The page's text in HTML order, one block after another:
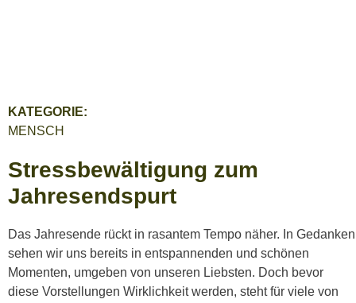
KATEGORIE:
MENSCH
Stressbewältigung zum
Jahresendspurt
Das Jahresende rückt in rasantem Tempo näher. In Gedanken
sehen wir uns bereits in entspannenden und schönen
Momenten, umgeben von unseren Liebsten. Doch bevor
diese Vorstellungen Wirklichkeit werden, steht für viele von